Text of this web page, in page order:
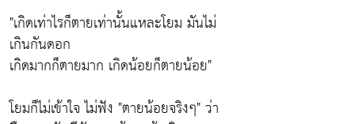
"เกิดเท่าไรก็ตายเท่านั้นแหละโยม มันไม่
เกินกันดอก
เกิดมากก็ตายมาก เกิดน้อยก็ตายน้อย"
โยมก็ไม่เข้าใจ ไม่ฟัง "ตายน้อยจริงๆ" ว่า